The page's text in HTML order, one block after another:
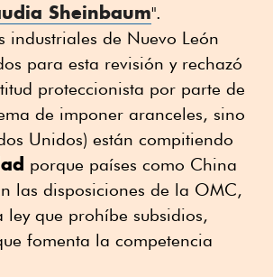
Sheinbaum".
industriales de Nuevo León
para esta revisión y rechazó
proteccionista por parte de
de imponer aranceles, sino
Unidos) están compitiendo
porque países como China
las disposiciones de la OMC,
ley que prohíbe subsidios,
fomenta la competencia